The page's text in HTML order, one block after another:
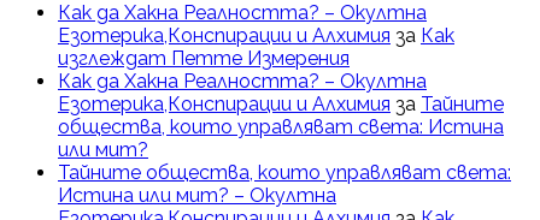
Как да Хакна Реалността? – Окултна
Езотерика,Конспирации и Алхимия за Как
изглеждат Петте Измерения
Как да Хакна Реалността? – Окултна
Езотерика,Конспирации и Алхимия за Тайните
общества, които управляват света: Истина
или мит?
Тайните общества, които управляват света:
Истина или мит? – Окултна